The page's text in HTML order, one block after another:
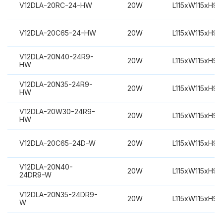
V12DLA-20RC-24-HW 20W
V12DLA-20C65-24-HW 20W
V12DLA-20N40-24R9-
HW
20W
V12DLA-20N35-24R9-
HW
20W
V12DLA-20W30-24R9-
HW
20W
V12DLA-20C65-24D-W 20W
V12DLA-20N40-
24DR9-W
20W
V12DLA-20N35-24DR9-
W
20W